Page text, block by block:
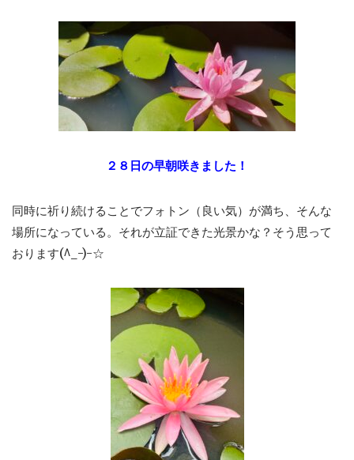
２８日の早朝咲きました！
同時に祈り続けることでフォトン（良い気）が満ち、そんな
場所になっている。それが立証できた光景かな？そう思って
おります(^_-)-☆